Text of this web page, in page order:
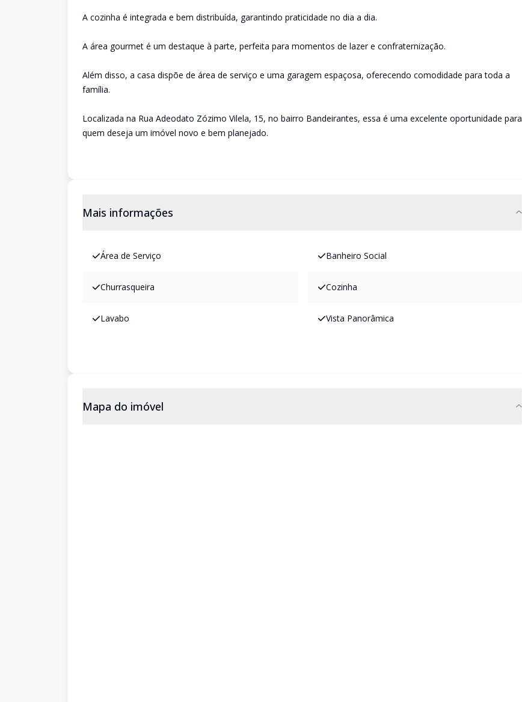
A cozinha é integrada e bem distribuída, garantindo praticidade no dia a dia.
A área gourmet é um destaque à parte, perfeita para momentos de lazer e confraternização.
Além disso, a casa dispõe de área de serviço e uma garagem espaçosa, oferecendo comodidade para toda a
família.
Localizada na Rua Adeodato Zózimo Vilela, 15, no bairro Bandeirantes, essa é uma excelente oportunidade para
quem deseja um imóvel novo e bem planejado.
Mais informações
Área de Serviço Banheiro Social
Churrasqueira Cozinha
Lavabo Vista Panorâmica
Mapa do imóvel